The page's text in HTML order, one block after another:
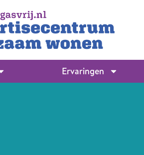
Ervaringen